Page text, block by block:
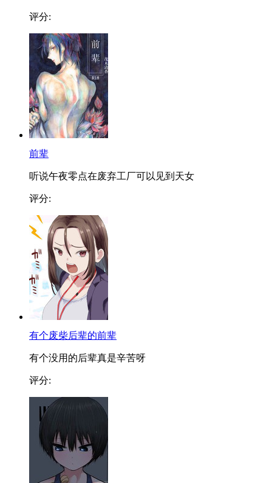
评分:
前辈
听说午夜零点在废弃工厂可以见到天女
评分:
有个废柴后辈的前辈
有个没用的后辈真是辛苦呀
评分: